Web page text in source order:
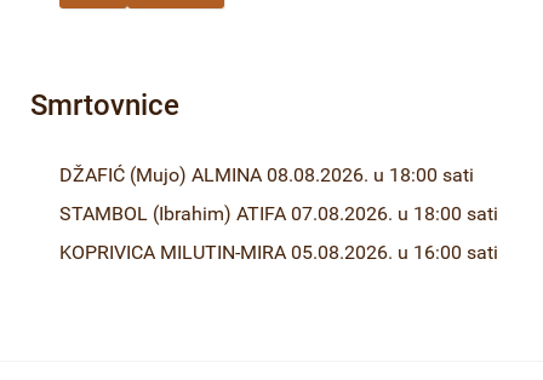
Smrtovnice
DŽAFIĆ (Mujo) ALMINA 08.08.2026. u 18:00 sati
STAMBOL (Ibrahim) ATIFA 07.08.2026. u 18:00 sati
KOPRIVICA MILUTIN-MIRA 05.08.2026. u 16:00 sati